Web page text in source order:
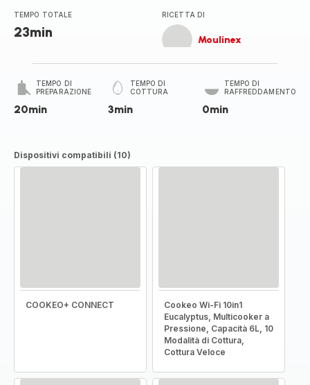
TEMPO TOTALE
23min
RICETTA DI
Moulinex
TEMPO DI
PREPARAZIONE
20min
TEMPO DI
COTTURA
3min
TEMPO DI
RAFFREDDAMENTO
0min
Dispositivi compatibili (10)
COOKEO+ CONNECT
Cookeo Wi-Fi 10in1
Eucalyptus, Multicooker a
Pressione, Capacità 6L, 10
Modalità di Cottura,
Cottura Veloce